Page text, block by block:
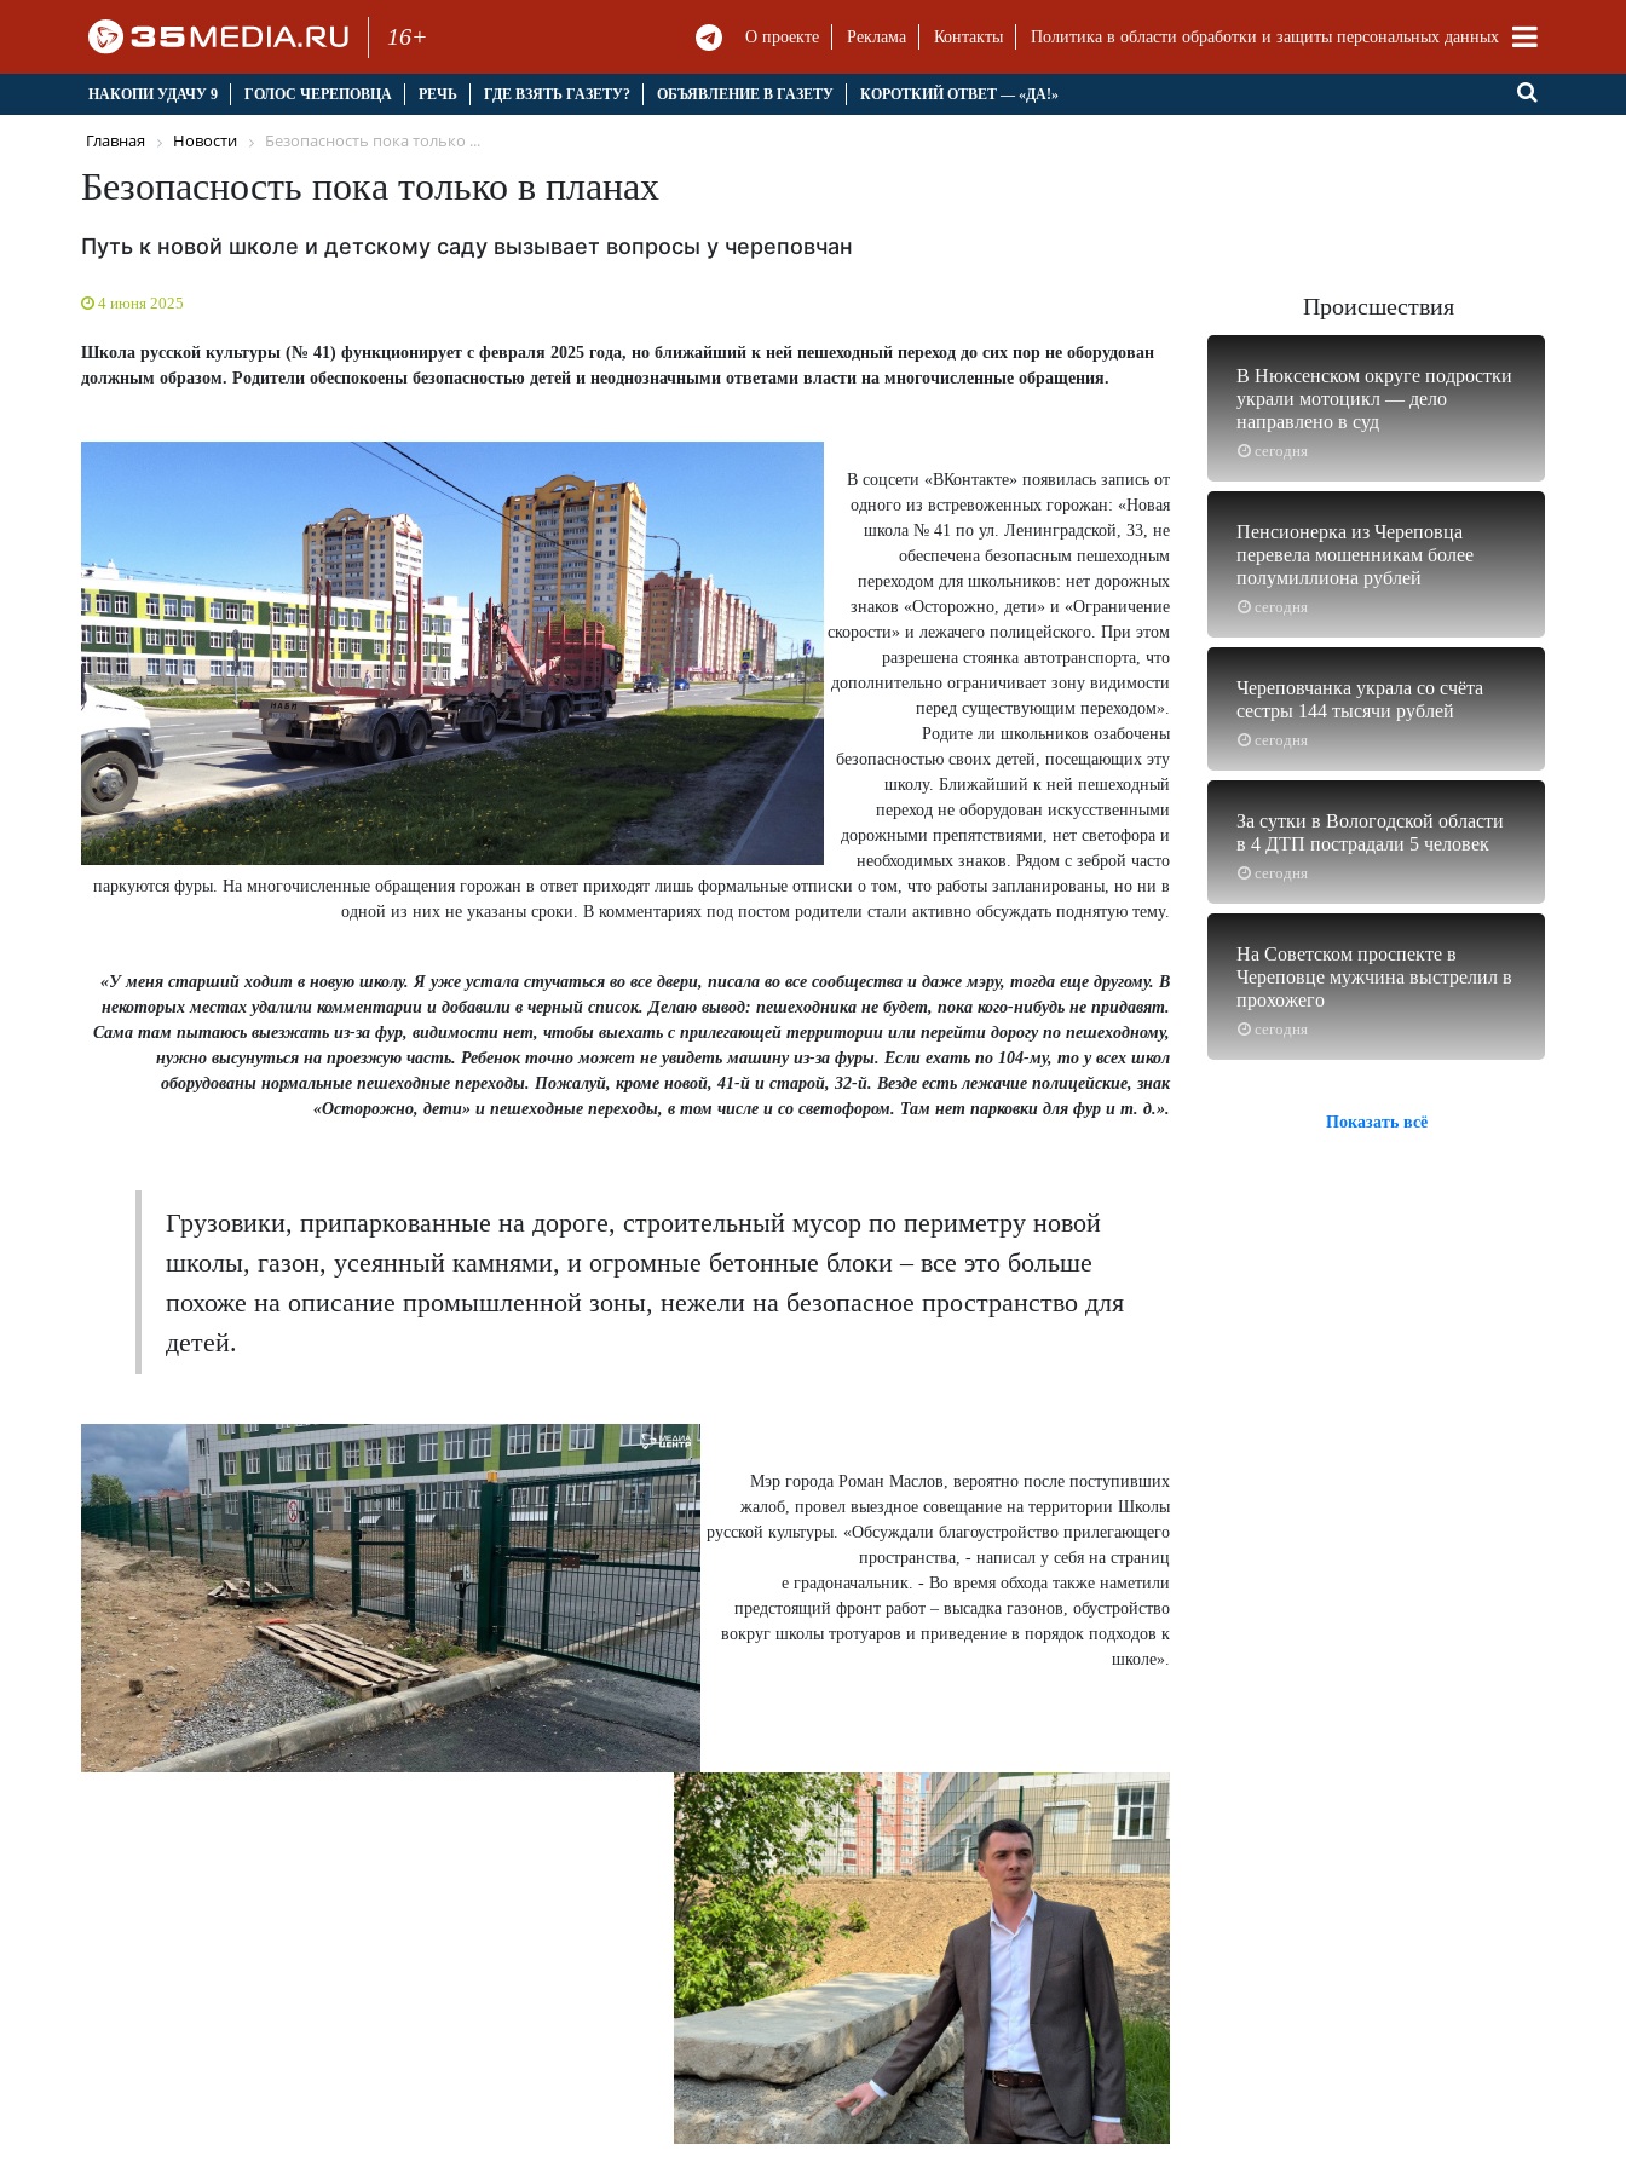
16+ О проекте Реклама Контакты Политика в области обработки и защиты персональных данных
НАКОПИ УДАЧУ 9 ГОЛОС ЧЕРЕПОВЦА РЕЧЬ ГДЕ ВЗЯТЬ ГАЗЕТУ? ОБЪЯВЛЕНИЕ В ГАЗЕТУ КОРОТКИЙ ОТВЕТ — «ДА!»
Главная Новости Безопасность пока только ...
Безопасность пока только в планах
Путь к новой школе и детскому саду вызывает вопросы у череповчан
4 июня 2025
Школа русской культуры (№ 41) функционирует с февраля 2025 года, но ближайший к ней пешеходный переход до сих пор не оборудован
должным образом. Родители обеспокоены безопасностью детей и неоднозначными ответами власти на многочисленные обращения.
В соцсети «ВКонтакте» появилась запись от
одного из встревоженных горожан: «Новая
школа № 41 по ул. Ленинградской, 33, не
обеспечена безопасным пешеходным
переходом для школьников: нет дорожных
знаков «Осторожно, дети» и «Ограничение
скорости» и лежачего полицейского. При этом
разрешена стоянка автотранспорта, что
дополнительно ограничивает зону видимости
перед существующим переходом».
Родите ли школьников озабочены
безопасностью своих детей, посещающих эту
школу. Ближайший к ней пешеходный
переход не оборудован искусственными
дорожными препятствиями, нет светофора и
необходимых знаков. Рядом с зеброй часто
паркуются фуры. На многочисленные обращения горожан в ответ приходят лишь формальные отписки о том, что работы запланированы, но ни в
одной из них не указаны сроки. В комментариях под постом родители стали активно обсуждать поднятую тему.
«У меня старший ходит в новую школу. Я уже устала стучаться во все двери, писала во все сообщества и даже мэру, тогда еще другому. В
некоторых местах удалили комментарии и добавили в черный список. Делаю вывод: пешеходника не будет, пока кого-нибудь не придавят.
Сама там пытаюсь выезжать из-за фур, видимости нет, чтобы выехать с прилегающей территории или перейти дорогу по пешеходному,
нужно высунуться на проезжую часть. Ребенок точно может не увидеть машину из-за фуры. Если ехать по 104-му, то у всех школ
оборудованы нормальные пешеходные переходы. Пожалуй, кроме новой, 41-й и старой, 32-й. Везде есть лежачие полицейские, знак
«Осторожно, дети» и пешеходные переходы, в том числе и со светофором. Там нет парковки для фур и т. д.».
Грузовики, припаркованные на дороге, строительный мусор по периметру новой
школы, газон, усеянный камнями, и огромные бетонные блоки – все это больше
похоже на описание промышленной зоны, нежели на безопасное пространство для
детей.
Мэр города Роман Маслов, вероятно после поступивших
жалоб, провел выездное совещание на территории Школы
русской культуры. «Обсуждали благоустройство прилегающего
пространства, - написал у себя на страниц
е градоначальник. - Во время обхода также наметили
предстоящий фронт работ – высадка газонов, обустройство
вокруг школы тротуаров и приведение в порядок подходов к
школе».
Происшествия
сегодня
В Нюксенском округе подростки
украли мотоцикл — дело
направлено в суд
сегодня
Пенсионерка из Череповца
перевела мошенникам более
полумиллиона рублей
сегодня
Череповчанка украла со счёта
сестры 144 тысячи рублей
сегодня
За сутки в Вологодской области
в 4 ДТП пострадали 5 человек
сегодня
На Советском проспекте в
Череповце мужчина выстрелил в
прохожего
Показать всё